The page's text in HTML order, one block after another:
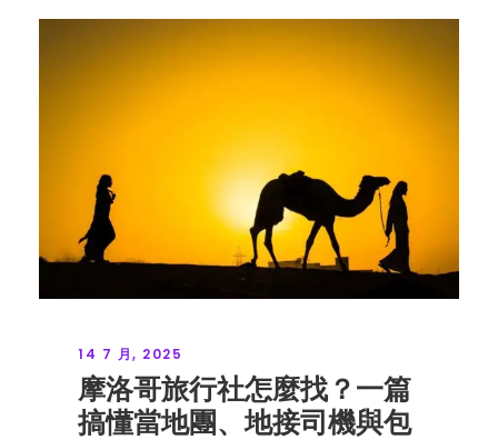
14 7 月, 2025
摩洛哥旅行社怎麼找？一篇
搞懂當地團、地接司機與包